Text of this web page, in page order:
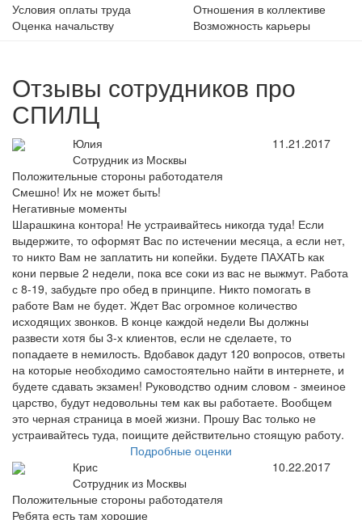
Условия оплаты труда
Отношения в коллективе
Оценка начальству
Возможность карьеры
Отзывы сотрудников про
СПИЛЦ
Юлия
Сотрудник из Москвы
11.21.2017
Положительные стороны работодателя
Смешно! Их не может быть!
Негативные моменты
Шарашкина контора! Не устраивайтесь никогда туда! Если
выдержите, то оформят Вас по истечении месяца, а если нет,
то никто Вам не заплатить ни копейки. Будете ПАХАТЬ как
кони первые 2 недели, пока все соки из вас не выжмут. Работа
с 8-19, забудьте про обед в принципе. Никто помогать в
работе Вам не будет. Ждет Вас огромное количество
исходящих звонков. В конце каждой недели Вы должны
развести хотя бы 3-х клиентов, если не сделаете, то
попадаете в немилость. Вдобавок дадут 120 вопросов, ответы
на которые необходимо самостоятельно найти в интернете, и
будете сдавать экзамен! Руководство одним словом - змеиное
царство, будут недовольны тем как вы работаете. Вообщем
это черная страница в моей жизни. Прошу Вас только не
устраивайтесь туда, поищите действительно стоящую работу.
Подробные оценки
Крис
Сотрудник из Москвы
10.22.2017
Положительные стороны работодателя
Ребята есть там хорошие